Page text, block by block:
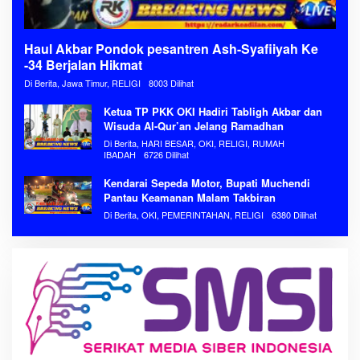
Haul Akbar Pondok pesantren Ash-Syafiiyah Ke
-34 Berjalan Hikmat
Di Berita, Jawa Timur, RELIGI 8003 Dilihat
Ketua TP PKK OKI Hadiri Tabligh Akbar dan
Wisuda Al-Qur’an Jelang Ramadhan
Di Berita, HARI BESAR, OKI, RELIGI, RUMAH
IBADAH
6726 Dilihat
Kendarai Sepeda Motor, Bupati Muchendi
Pantau Keamanan Malam Takbiran
Di Berita, OKI, PEMERINTAHAN, RELIGI 6380 Dilihat